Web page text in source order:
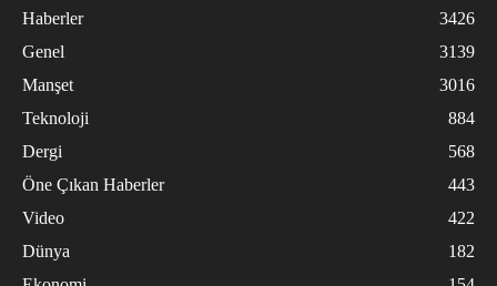
Haberler
3426
Genel
3139
Manşet
3016
Teknoloji
884
Dergi
568
Öne Çıkan Haberler
443
Video
422
Dünya
182